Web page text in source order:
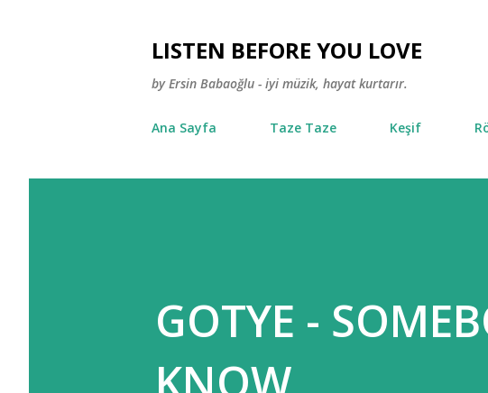
LISTEN BEFORE YOU LOVE
by Ersin Babaoğlu - iyi müzik, hayat kurtarır.
Ana Sayfa Taze Taze Keşif
GOTYE -